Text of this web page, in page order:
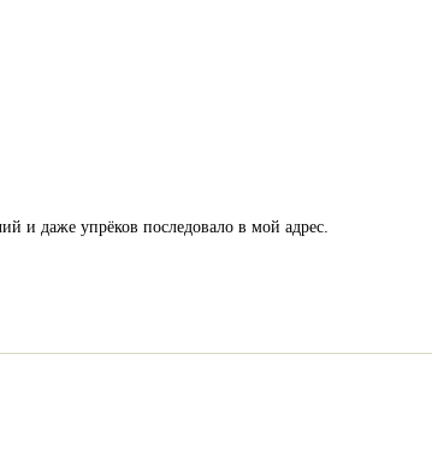
и даже упрёков последовало в мой адрес.